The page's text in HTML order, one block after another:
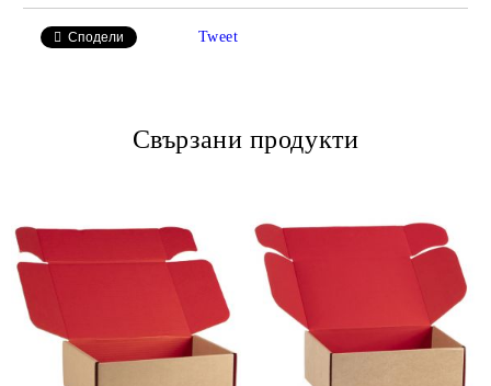
Сподели Tweet
Свързани продукти